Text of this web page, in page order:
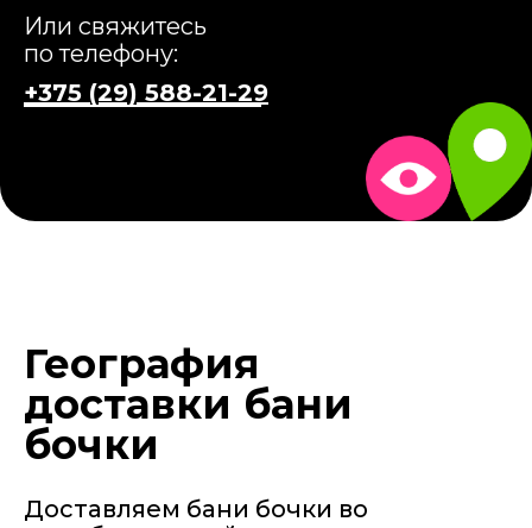
Или свяжитесь
по телефону:
+375 (29) 588-21-29
География
доставки бани
бочки
Доставляем бани бочки во